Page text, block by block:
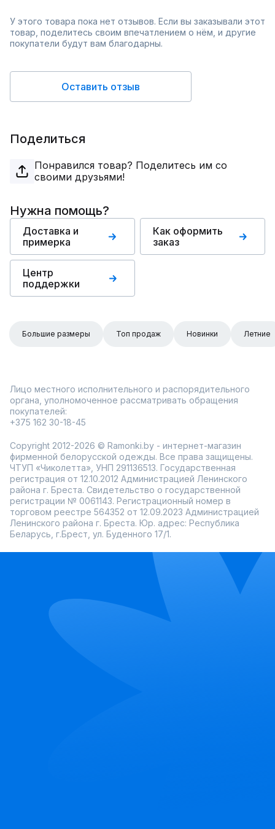
У этого товара пока нет отзывов. Если вы заказывали этот
товар, поделитесь своим впечатлением о нём, и другие
покупатели будут вам благодарны.
Оставить отзыв
Поделиться
Понравился товар? Поделитесь им со
своими друзьями!
Нужна помощь?
Доставка и
примерка
Как оформить
заказ
Центр
поддержки
Большие размеры Топ продаж Новинки Летние
Лицо местного исполнительного и распорядительного
органа, уполномоченное рассматривать обращения
покупателей:
+375 162 30-18-45
Copyright 2012-2026 © Ramonki.by - интернет-магазин
фирменной белорусской одежды. Все права защищены.
ЧТУП «Чиколетта», УНП 291136513. Государственная
регистрация от 12.10.2012 Администрацией Ленинского
района г. Бреста. Свидетельство о государственной
регистрации № 0061143. Регистрационный номер в
торговом реестре 564352 от 12.09.2023 Администрацией
Ленинского района г. Бреста. Юр. адрес: Республика
Беларусь, г.Брест, ул. Буденного 17/1.